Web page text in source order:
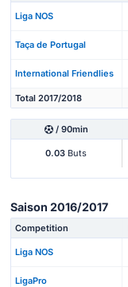
Liga NOS
Taça de Portugal
International Friendlies
Total 2017/2018
/ 90min
0.03 Buts
Saison 2016/2017
Competition
Liga NOS
LigaPro